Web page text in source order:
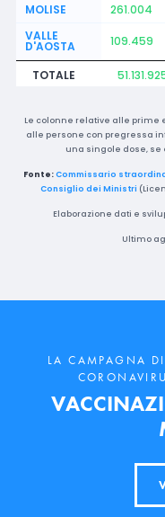
MOLISE
261.004
VALLE
D'AOSTA 109.459
TOTALE
Le colonne relative alle prime
alle persone con pregressa
una singole dose, se
Fonte: Commissario
Consiglio dei Ministri
Elaborazione dati e
Ultimo
LA CAMPAGNA